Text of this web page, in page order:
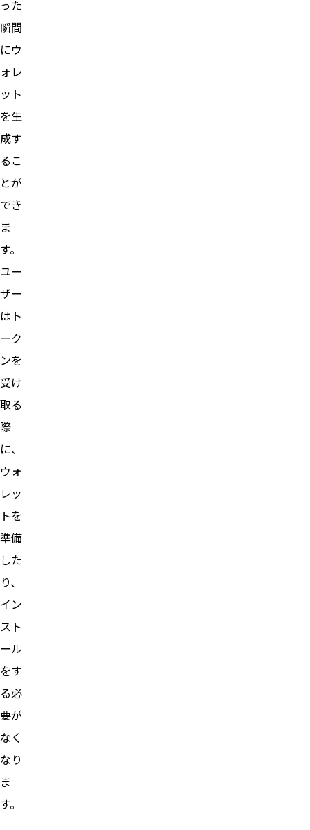
った
瞬間
にウ
ォレ
ット
を生
成す
るこ
とが
でき
ま
す。
ユー
ザー
はト
ーク
ンを
受け
取る
際
に、
ウォ
レッ
トを
準備
した
り、
イン
スト
ール
をす
る必
要が
なく
なり
ま
す。